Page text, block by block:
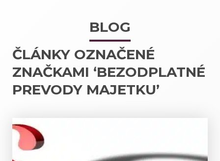
BLOG
ČLÁNKY OZNAČENÉ
ZNAČKAMI ‘BEZODPLATNÉ
PREVODY MAJETKU’